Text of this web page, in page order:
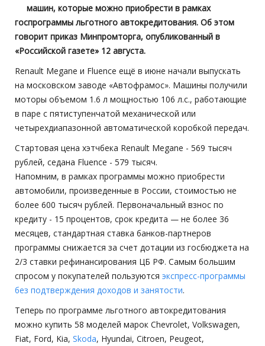
машин, которые можно приобрести в рамках
госпрограммы льготного автокредитования. Об этом
говорит приказ Минпромторга, опубликованный в
«Российской газете» 12 августа.
Renault Megane и Fluence ещё в июне начали выпускать
на московском заводе «Автофрамос». Машины получили
моторы объемом 1.6 л мощностью 106 л.с., работающие
в паре с пятиступенчатой механической или
четырехдиапазонной автоматической коробкой передач.
Стартовая цена хэтчбека Renault Megane - 569 тысяч
рублей, седана Fluence - 579 тысяч.
Напомним, в рамках программы можно приобрести
автомобили, произведенные в России, стоимостью не
более 600 тысяч рублей. Первоначальный взнос по
кредиту - 15 процентов, срок кредита — не более 36
месяцев, стандартная ставка банков-партнеров
программы снижается за счет дотации из госбюджета на
2/3 ставки рефинансирования ЦБ РФ. Самым большим
спросом у покупателей пользуются экспресс-программы
без подтверждения доходов и занятости.
Теперь по программе льготного автокредитования
можно купить 58 моделей марок Chevrolet, Volkswagen,
Fiat, Ford, Kia, Skoda, Hyundai, Citroen, Peugeot,